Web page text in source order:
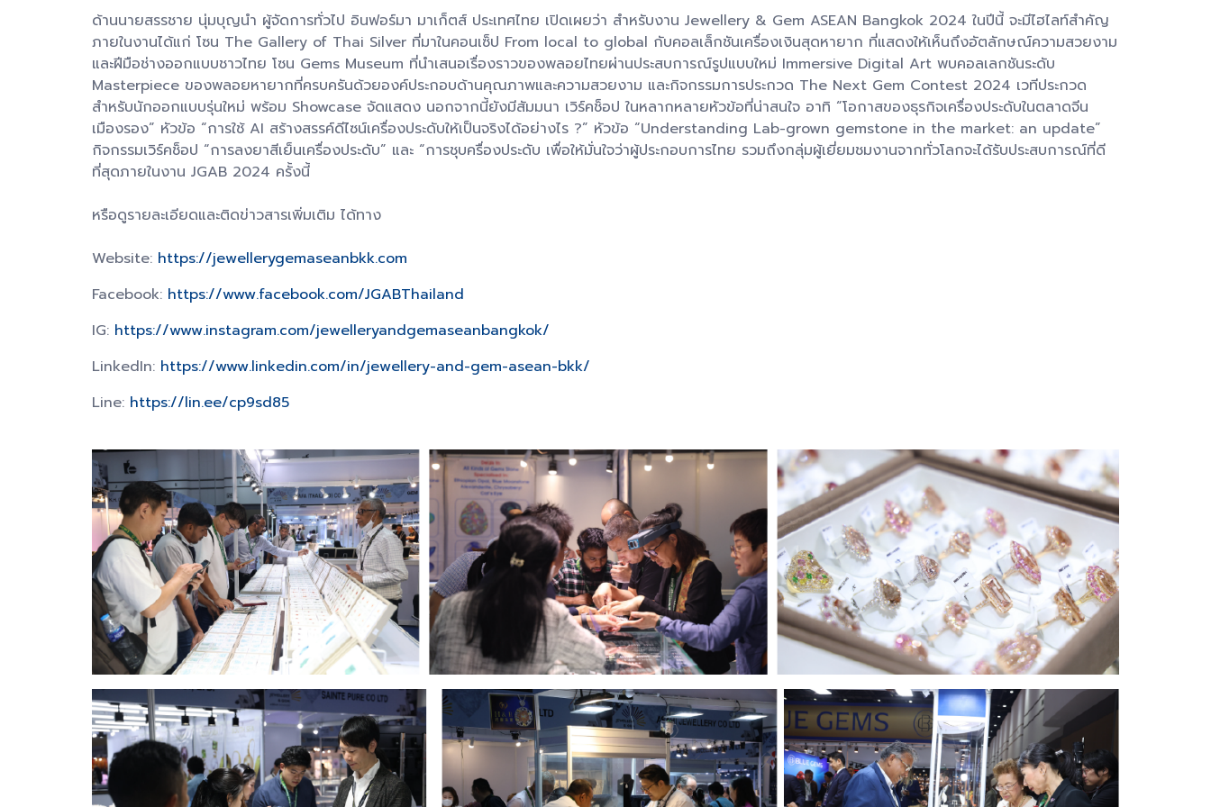
ด้านนายสรรชาย นุ่มบุญนำ ผู้จัดการทั่วไป อินฟอร์มา มาเก็ตส์ ประเทศไทย เปิดเผยว่า สำหรับงาน Jewellery & Gem ASEAN Bangkok 2024 ในปีนี้ จะมีไฮไลท์สำคัญ
ภายในงานได้แก่ โซน The Gallery of Thai Silver ที่มาในคอนเซ็ป From local to global กับคอลเล็กชันเครื่องเงินสุดหายาก ที่แสดงให้เห็นถึงอัตลักษณ์ความสวยงาม
และฝีมือช่างออกแบบชาวไทย โซน Gems Museum ที่นำเสนอเรื่องราวของพลอยไทยผ่านประสบการณ์รูปแบบใหม่ Immersive Digital Art พบคอลเลกชันระดับ
Masterpiece ของพลอยหายากที่ครบครันด้วยองค์ประกอบด้านคุณภาพและความสวยงาม และกิจกรรมการประกวด The Next Gem Contest 2024 เวทีประกวด
สำหรับนักออกแบบรุ่นใหม่ พร้อม Showcase จัดแสดง นอกจากนี้ยังมีสัมมนา เวิร์คช็อป ในหลากหลายหัวข้อที่น่าสนใจ อาทิ “โอกาสของธุรกิจเครื่องประดับในตลาดจีน
เมืองรอง” หัวข้อ “การใช้ AI สร้างสรรค์ดีไซน์เครื่องประดับให้เป็นจริงได้อย่างไร ?” หัวข้อ “Understanding Lab-grown gemstone in the market: an update”
กิจกรรมเวิร์คช็อป “การลงยาสีเย็นเครื่องประดับ” และ “การชุบครื่องประดับ เพื่อให้มั่นใจว่าผู้ประกอบการไทย รวมถึงกลุ่มผู้เยี่ยมชมงานจากทั่วโลกจะได้รับประสบการณ์ที่ดี
ที่สุดภายในงาน JGAB 2024 ครั้งนี้
หรือดูรายละเอียดและติดข่าวสารเพิ่มเติม ได้ทาง
Website: https://jewellerygemaseanbkk.com
Facebook: https://www.facebook.com/JGABThailand
IG: https://www.instagram.com/jewelleryandgemaseanbangkok/
LinkedIn: https://www.linkedin.com/in/jewellery-and-gem-asean-bkk/
Line: https://lin.ee/cp9sd85